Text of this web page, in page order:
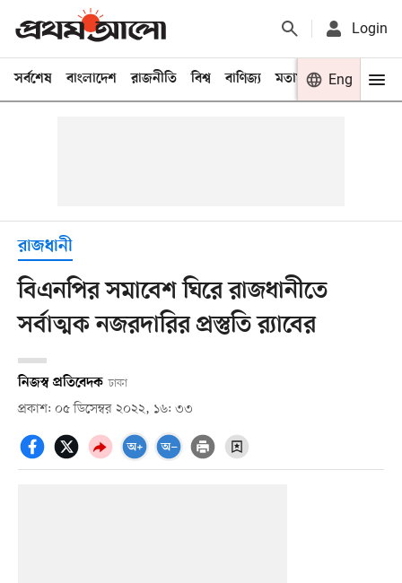
Login
সর্বশেষ বাংলাদেশ রাজনীতি বিশ্ব বাণিজ্য মতামত খেলা
Eng
রাজধানী
বিএনপির সমাবেশ ঘিরে রাজধানীতে
সর্বাত্মক নজরদারির প্রস্তুতি র‌্যাবের
নিজস্ব প্রতিবেদক ঢাকা
প্রকাশ: ০৫ ডিসেম্বর ২০২২, ১৬: ৩৩